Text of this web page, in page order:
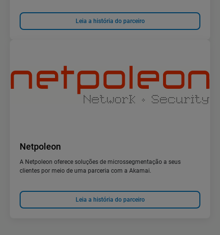
Leia a história do parceiro
Netpoleon
A Netpoleon oferece soluções de microssegmentação a seus
clientes por meio de uma parceria com a Akamai.
Leia a história do parceiro